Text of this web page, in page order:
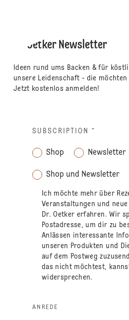
Dr. Oetker Newsletter
Ideen rund ums Backen & für
unsere Leidenschaft - die
Jetzt kostenlos anmelden!
SUBSCRIPTION *
Shop Newsletter
Shop und Newsletter
Ich möchte mehr über
Veranstaltungen und
Dr. Oetker erfahren. Wir
Postadresse, um dir zu
Anlässen interessante
unseren Produkten und
auf dem Postweg
das nicht möchtest,
widersprechen.
ANREDE